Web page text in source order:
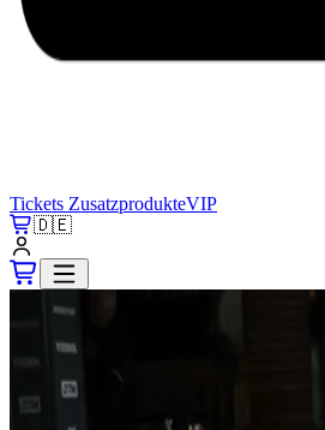
Tickets ZusatzprodukteVIP
🇩🇪